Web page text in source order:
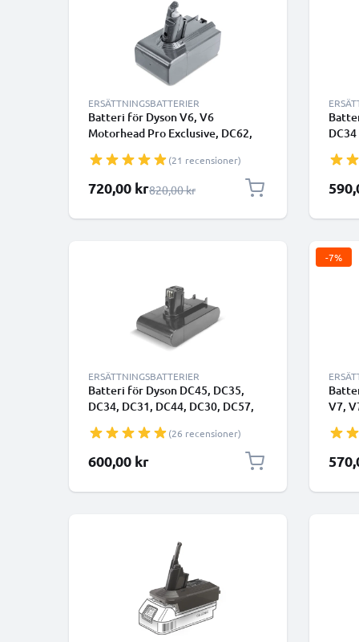
ERSÄTTNINGSBATTERIER
Batteri för Dyson V6, V6
Motorhead Pro Exclusive, DC62,
967810-21 4000mAh från
CELLONIC - Batteri med skruvar
(Fungerar inte med väggladdare)
(21 recensioner)
Specialpris
720,00 krOrdinarie pris
820,00 kr
ERSÄTTNINGSBATTERIER
Batteri för Dyson DC45, DC35,
DC34, DC31, DC44, DC30, DC57,
för typ A - från CELLONIC -
Klickbatteri
(26 recensioner)
600,00 kr
-7%
V7,
från